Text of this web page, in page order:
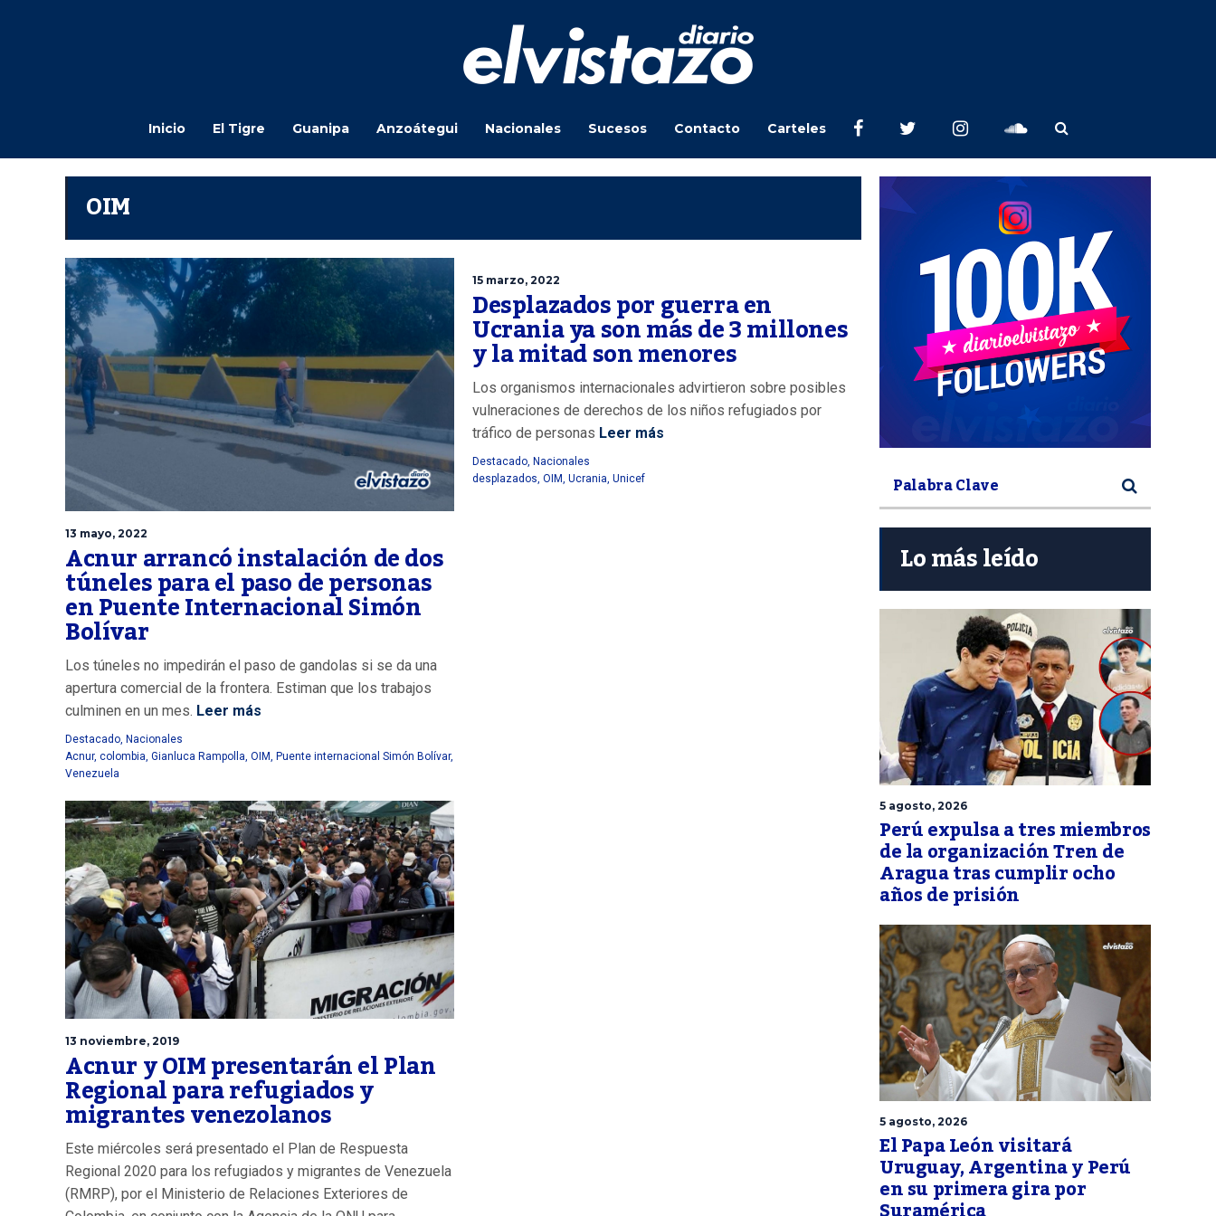
Inicio El Tigre Guanipa Anzoátegui Nacionales Sucesos Contacto Carteles
OIM
13 mayo, 2022
Acnur arrancó instalación de dos
túneles para el paso de personas
en Puente Internacional Simón
Bolívar
Los túneles no impedirán el paso de gandolas si se da una
apertura comercial de la frontera. Estiman que los trabajos
culminen en un mes. Leer más
Destacado Nacionales
Acnur, colombia Gianluca Rampolla OIM Puente internacional Simón Bolívar,
Venezuela
15 marzo, 2022
Desplazados por guerra en
Ucrania ya son más de 3 millones
y la mitad son menores
Los organismos internacionales advirtieron sobre posibles
vulneraciones de derechos de los niños refugiados por
tráfico de personas Leer más
Destacado, Nacionales
desplazados, OIM, Ucrania, Unicef
13 noviembre, 2019
Acnur y OIM presentarán el Plan
Regional para refugiados y
migrantes venezolanos
Este miércoles será presentado el Plan de Respuesta
Regional 2020 para los refugiados y migrantes de Venezuela
(RMRP), por el Ministerio de Relaciones Exteriores de
Lo más leído
5 agosto, 2026
Perú expulsa a tres miembros
de la organización Tren de
Aragua tras cumplir ocho
años de prisión
5 agosto, 2026
El Papa León visitará
Uruguay, Argentina y Perú
en su primera gira por